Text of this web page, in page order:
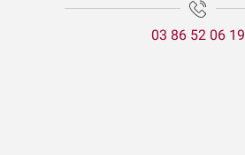
03 86 52 06 19